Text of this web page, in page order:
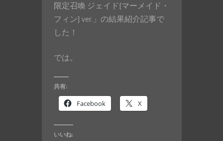
限定召喚 ジェイド[マーメイド・
フィン] ver.」の結果紹介記事で
した！
では。
共有:
Facebook X
いいね: